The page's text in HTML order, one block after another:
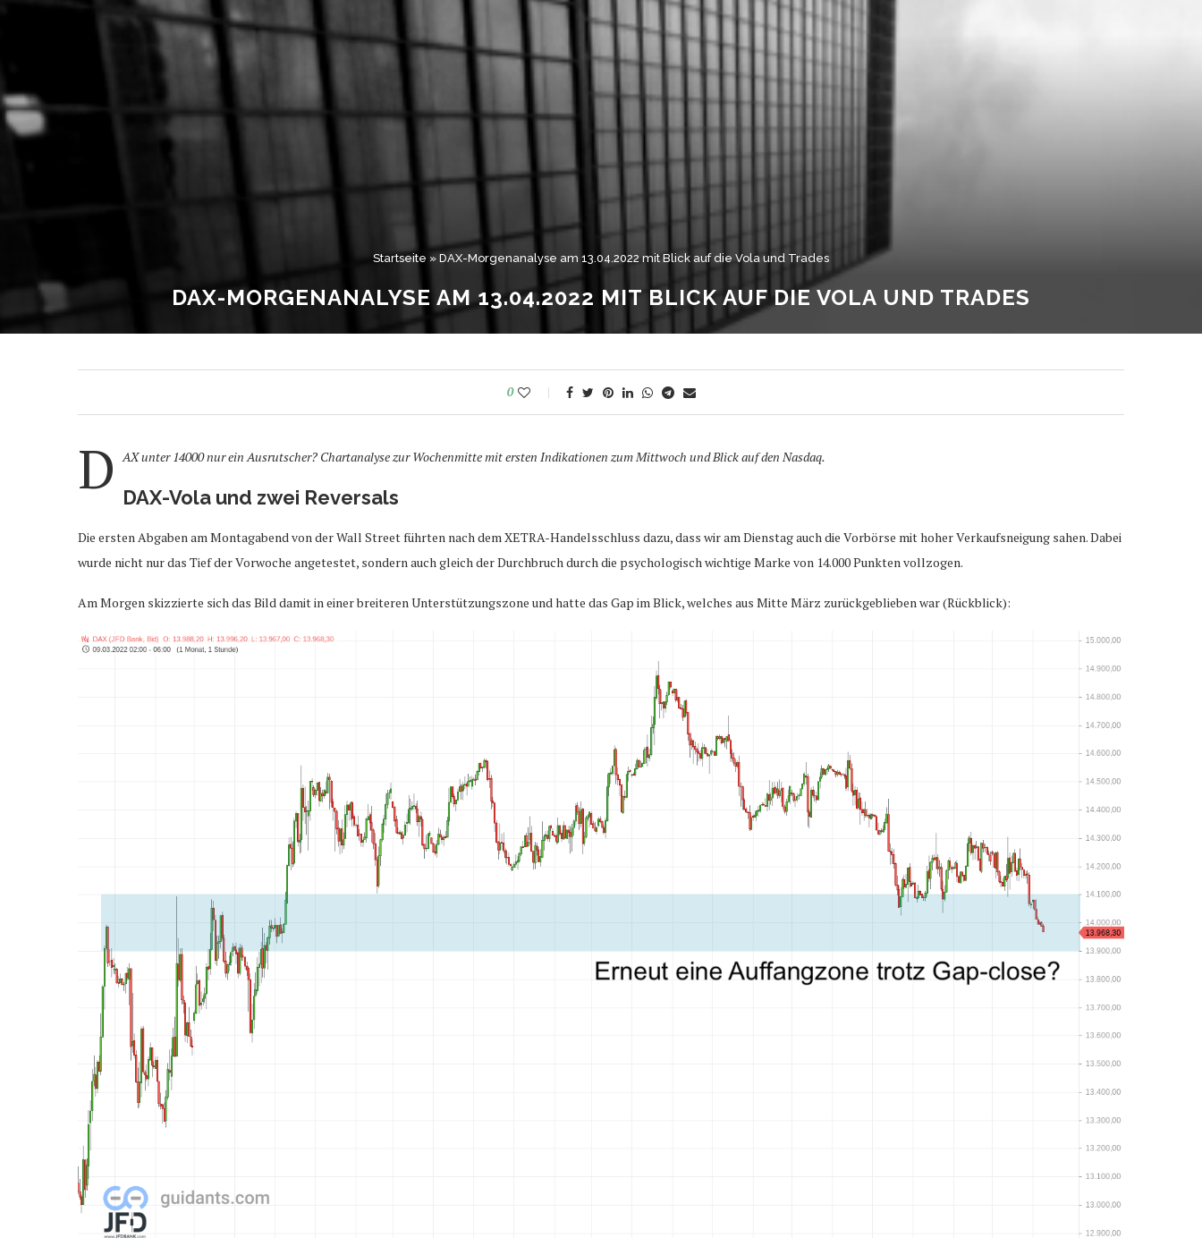
Startseite » DAX-Morgenanalyse am 13.04.2022 mit Blick auf die Vola und Trades
DAX-MORGENANALYSE AM 13.04.2022 MIT BLICK AUF DIE VOLA UND TRADES
0
D AX unter 14000 nur ein Ausrutscher? Chartanalyse zur Wochenmitte mit ersten Indikationen zum Mittwoch und Blick auf den Nasdaq.
DAX-Vola und zwei Reversals
Die ersten Abgaben am Montagabend von der Wall Street führten nach dem XETRA-Handelsschluss dazu, dass wir am Dienstag auch die Vorbörse mit hoher Verkaufsneigung sahen. Dabei
wurde nicht nur das Tief der Vorwoche angetestet, sondern auch gleich der Durchbruch durch die psychologisch wichtige Marke von 14.000 Punkten vollzogen.
Am Morgen skizzierte sich das Bild damit in einer breiteren Unterstützungszone und hatte das Gap im Blick, welches aus Mitte März zurückgeblieben war (Rückblick):